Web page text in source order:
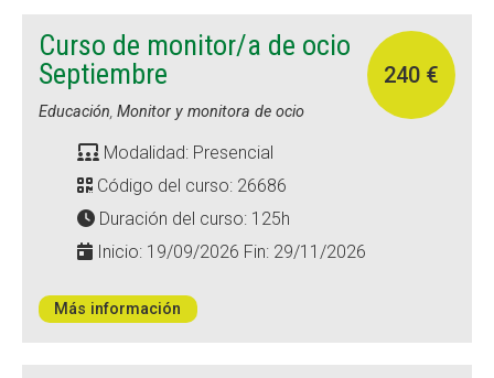
Curso de monitor/a de ocio
Septiembre
Educación, Monitor y monitora de ocio
Modalidad: Presencial
Código del curso: 26686
Duración del curso: 125h
Inicio: 19/09/2026 Fin: 29/11/2026
Más información
240 €